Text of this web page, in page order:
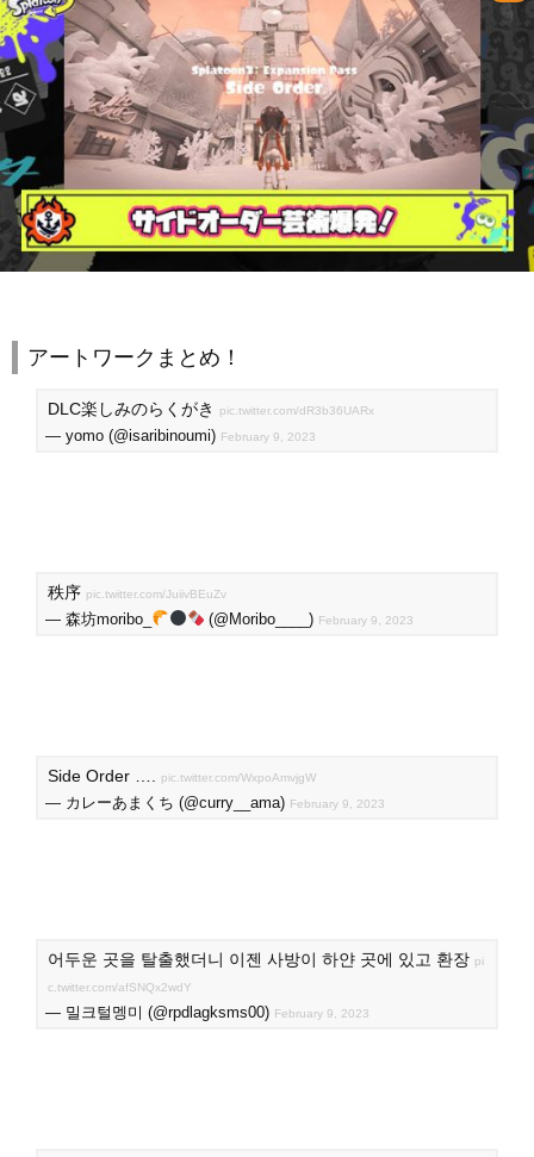
アートワークまとめ！
DLC楽しみのらくがき pic.twitter.com/dR3b36UARx
— yomo (@isaribinoumi) February 9, 2023
秩序 pic.twitter.com/JuiivBEuZv
— 森坊moribo_ (@Moribo____) February 9, 2023
Side Order …. pic.twitter.com/WxpoAmvjgW
— カレーあまくち (@curry__ama) February 9, 2023
어두운 곳을 탈출했더니 이젠 사방이 하얀 곳에 있고 환장 pi
c.twitter.com/afSNQx2wdY
— 밀크털멩미 (@rpdlagksms00) February 9, 2023